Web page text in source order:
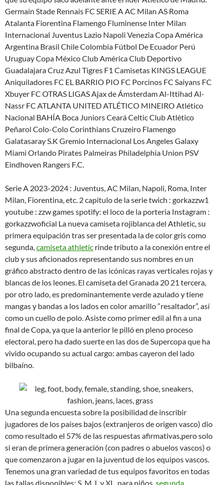
Germain Stade Rennais FC SERIE A AC Milan AS Roma
Atalanta Fiorentina Flamengo Fluminense Inter Milan
Internacional Juventus Lazio Napoli Venezia Copa América
Argentina Brasil Chile Colombia Fútbol De Ecuador Perú
Uruguay Copa México Club América Club Deportivo
Guadalajara Cruz Azul Tigres F1 Camisetas KINGS LEAGUE
Aniquiladores FC EL BARRIO PIO FC Porcinos FC Saiyans FC
Xbuyer FC OTRAS LIGAS Ajax de Ámsterdam Al-Ittihad Al-
Nassr FC ATLANTA UNITED ATLÉTICO MINEIRO Atlético
Nacional BAHÍA Boca Juniors Ceará Celtic Club Atlético
Peñarol Colo-Colo Corinthians Cruzeiro Flamengo
Galatasaray S.K Gremio Internacional Los Angeles Galaxy
Miami Orlando Pirates Palmeiras Philadelphia Union PSV
Eindhoven Rangers F.C.
Serie A 2023-2024 : Juventus, AC Milan, Napoli, Roma, Inter
Milan, Fiorentina, etc. 2 capitulo de la serie twich : gorkazzw1
youtube : zzw games spotify: el loco de la porteria Instagram :
gorkazzwoficial La nueva camiseta rojiblanca del Athletic, su
primera equipación tras ser presentada la de color gris como
segunda,camiseta athletic rinde tributo a la conexión entre el
club y sus aficionados representando sus nombres en un
gráfico abstracto dentro de las icónicas rayas verticales rojas y
blancas de los leones. El camiseta del Granada 20 21 tercera,
por otro lado, es predominantemente verde azulado y tiene
mangas y bandas a los lados en color amarillo “resaltador”, así
como un cuello de polo. Asiste como primer edil al fin a una
final de Copa, ya que la anterior le pilló en pleno proceso
electoral, pero ha dado suerte en las dos de Supercopa que ha
vivido ocupando su actual cargo: ambas cayeron del lado
bilbaíno.
Una segunda encuesta sobre la posibilidad de inscribir
jugadores de los países bajos (extranjeros de origen vasco) dio
como resultado el 57% de las respuestas afirmativas,pero solo
si eran de primera generación (con padres o abuelos vascos) o
que comenzaron a jugar en la juventud de los equipos vascos.
Tenemos una gran variedad de tus equipos favoritos en todas
las tallas disponibles: S, M, L y XL, para niños, segunda